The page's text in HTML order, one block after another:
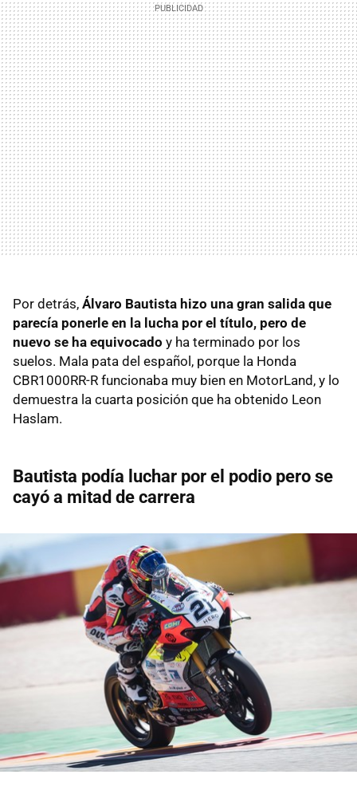
Por detrás, Álvaro Bautista hizo una gran salida que
parecía ponerle en la lucha por el título, pero de
nuevo se ha equivocado y ha terminado por los
suelos. Mala pata del español, porque la Honda
CBR1000RR-R funcionaba muy bien en MotorLand, y lo
demuestra la cuarta posición que ha obtenido Leon
Haslam.
Bautista podía luchar por el podio pero se
cayó a mitad de carrera